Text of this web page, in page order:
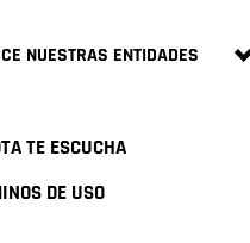
NUESTRAS ENTIDADES
TE ESCUCHA
DE USO